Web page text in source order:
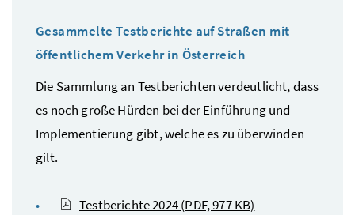
Gesammelte Testberichte auf Straßen mit
öffentlichem Verkehr in Österreich
Die Sammlung an Testberichten verdeutlicht, dass
es noch große Hürden bei der Einführung und
Implementierung gibt, welche es zu überwinden
gilt.
Testberichte 2024(PDF, 977 KB)